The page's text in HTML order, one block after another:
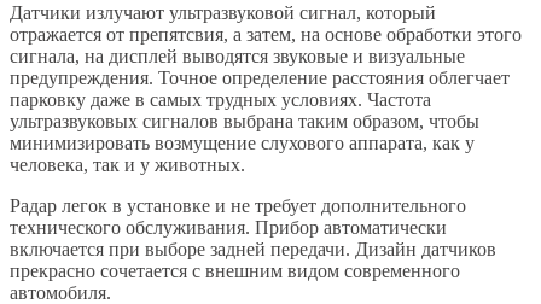
Датчики излучают ультразвуковой сигнал, который
отражается от препятсвия, а затем, на основе обработки этого
сигнала, на дисплей выводятся звуковые и визуальные
предупреждения. Точное определение расстояния облегчает
парковку даже в самых трудных условиях. Частота
ультразвуковых сигналов выбрана таким образом, чтобы
минимизировать возмущение слухового аппарата, как у
человека, так и у животных.
Радар легок в установке и не требует дополнительного
технического обслуживания. Прибор автоматически
включается при выборе задней передачи. Дизайн датчиков
прекрасно сочетается с внешним видом современного
автомобиля.